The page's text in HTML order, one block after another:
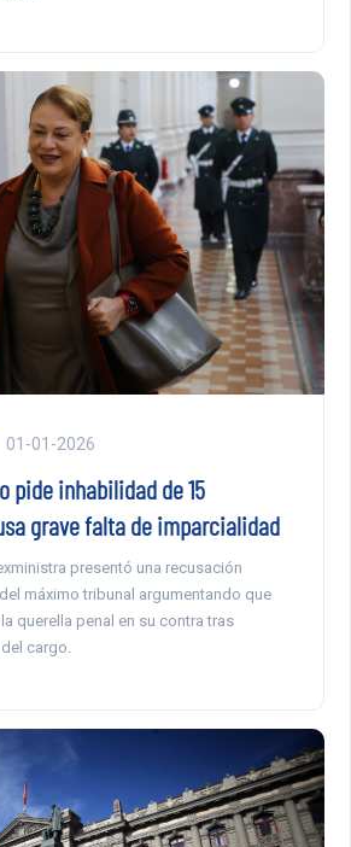
01-01-2026
pide inhabilidad de 15
grave falta de imparcialidad
presentó una recusación
máximo tribunal argumentando que
querella penal en su contra tras
cargo.